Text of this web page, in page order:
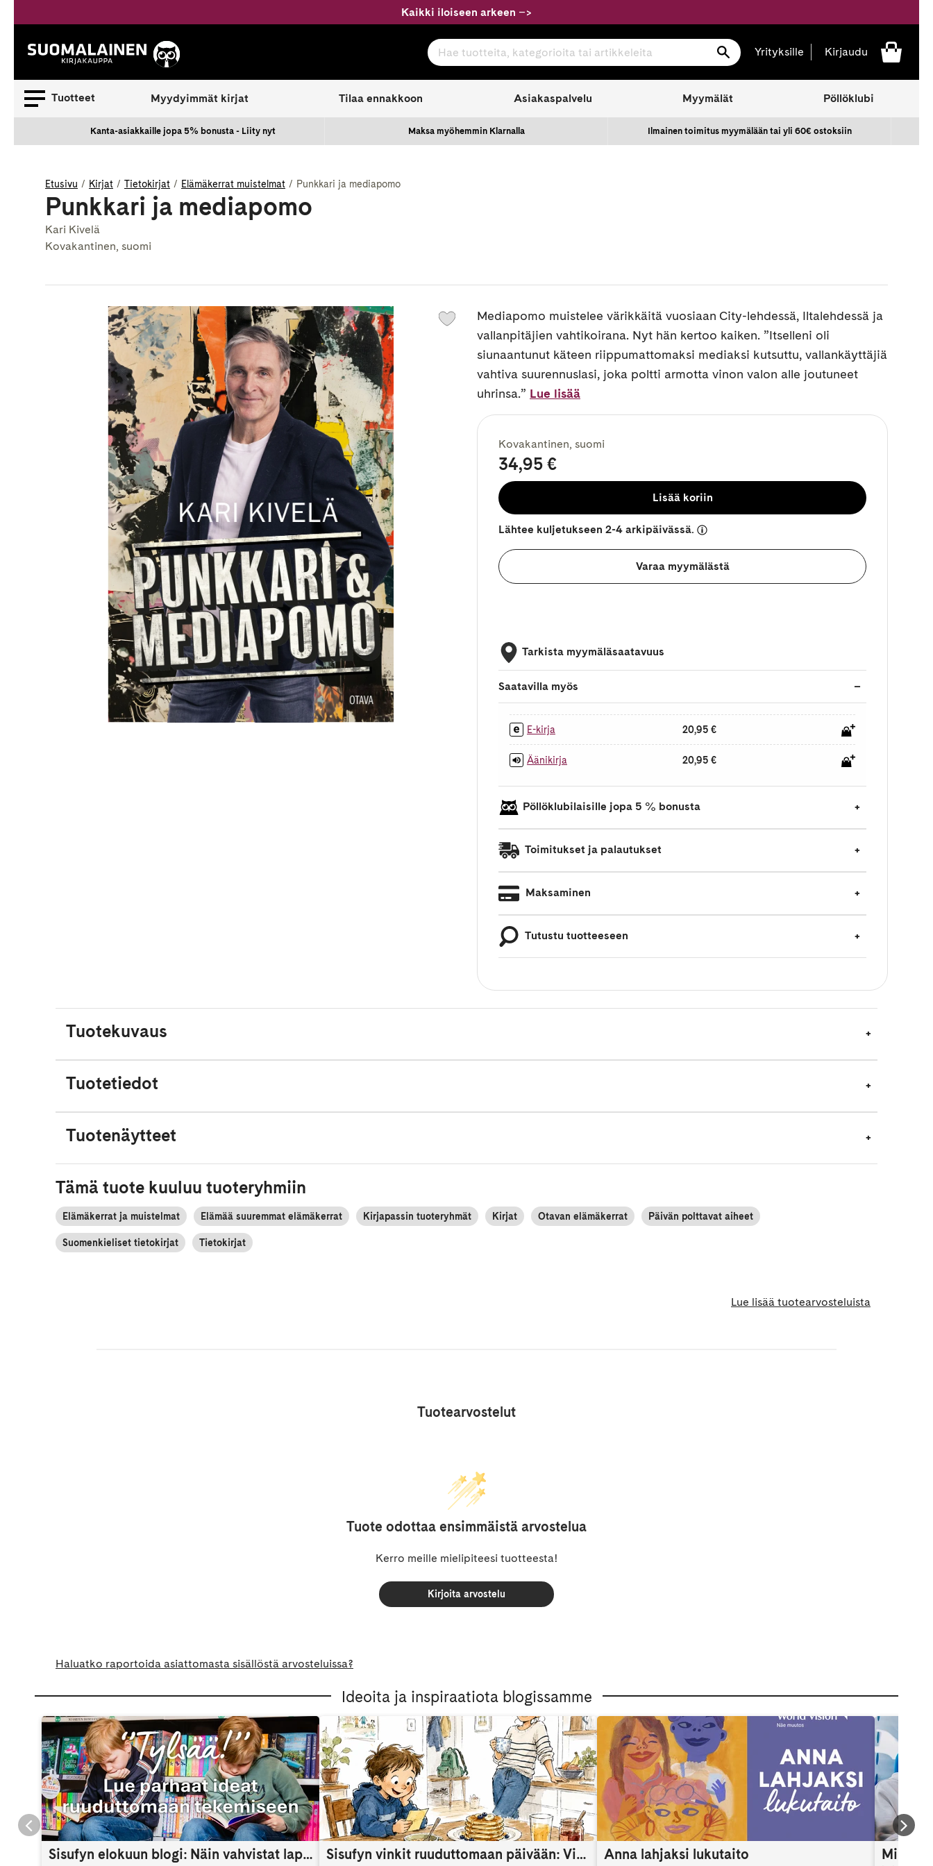
sisältöön
Kaikki iloiseen arkeen –>
Suomalainen.com Hae tuotteita, kategorioita tai artikkeleita
Hae Yrityksille Kirjaudu
Tuotteet Myydyimmät kirjat Tilaa ennakkoon Asiakaspalvelu Myymälät Pöllöklubi
Kanta-asiakkaille jopa 5% bonusta - Liity nyt Maksa myöhemmin Klarnalla Ilmainen toimitus myymälään tai yli 60€ ostoksiin
Etusivu Kirjat Tietokirjat Elämäkerrat muistelmat Punkkari ja mediapomo
Punkkari ja mediapomo
Kari Kivelä
Kovakantinen, suomi
Mediapomo muistelee värikkäitä vuosiaan City-lehdessä, Iltalehdessä ja
vallanpitäjien vahtikoirana. Nyt hän kertoo kaiken. ”Itselleni oli
siunaantunut käteen riippumattomaksi mediaksi kutsuttu, vallankäyttäjiä
vahtiva suurennuslasi, joka poltti armotta vinon valon alle joutuneet
uhrinsa.” Lue lisää
Kovakantinen, suomi
34,95 €
Lisää koriin
Lähtee kuljetukseen 2-4 arkipäivässä.
Varaa myymälästä
Tarkista myymäläsaatavuus
Saatavilla myös
E-kirja 20,95 €
Äänikirja 20,95 €
Pöllöklubilaisille jopa 5 % bonusta
Toimitukset ja palautukset
Maksaminen
Tutustu tuotteeseen
Tuotekuvaus
Tuotetiedot
Tuotenäytteet
Tämä tuote kuuluu tuoteryhmiin
Elämäkerrat ja muistelmat Elämää suuremmat elämäkerrat Kirjapassin tuoteryhmät Kirjat Otavan elämäkerrat Päivän polttavat aiheet
Suomenkieliset tietokirjat Tietokirjat
Lue lisää tuotearvosteluista
Tuotearvostelut
Tuote odottaa ensimmäistä arvostelua
Kerro meille mielipiteesi tuotteesta!
Kirjoita arvostelu
Haluatko raportoida asiattomasta sisällöstä arvosteluissa?
Ideoita ja inspiraatiota blogissamme
Sisufyn elokuun blogi: Näin vahvistat lapsen itsetuntoa someaikana Sisufyn vinkit ruuduttomaan päivään: Vinkki 9 Anna lahjaksi lukutaito